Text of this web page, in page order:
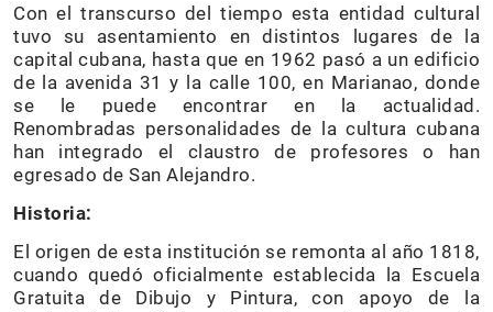
Con el transcurso del tiempo esta entidad cultural
tuvo su asentamiento en distintos lugares de la
capital cubana, hasta que en 1962 pasó a un edificio
de la avenida 31 y la calle 100, en Marianao, donde
se le puede encontrar en la actualidad.
Renombradas personalidades de la cultura cubana
han integrado el claustro de profesores o han
egresado de San Alejandro.
Historia:
El origen de esta institución se remonta al año 1818,
cuando quedó oficialmente establecida la Escuela
Gratuita de Dibujo y Pintura, con apoyo de la